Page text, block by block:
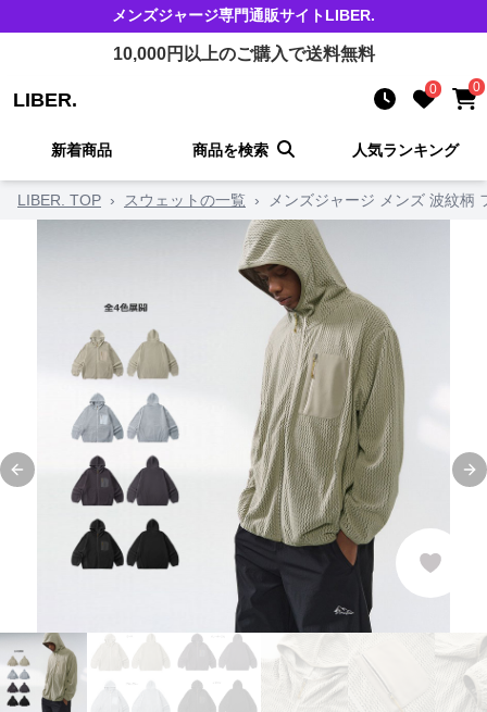
メンズジャージ専門通販サイトLIBER.
10,000円以上のご購入で送料無料
LIBER. 0 0
新着商品 商品を検索 人気ランキング
LIBER. TOP › スウェットの一覧 › メンズジャージ メンズ 波紋柄
Previous slide